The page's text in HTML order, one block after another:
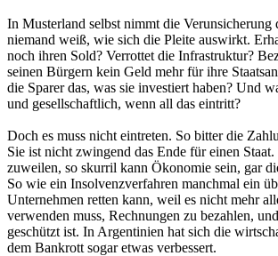
In Musterland selbst nimmt die Verunsicherung
niemand weiß, wie sich die Pleite auswirkt.
noch ihren Sold? Verrottet die Infrastruktur?
seinen Bürgern kein Geld mehr für ihre
die Sparer das, was sie investiert haben? Und
und gesellschaftlich, wenn all das eintritt?
Doch es muss nicht eintreten. So bitter die
Sie ist nicht zwingend das Ende für einen
zuweilen, so skurril kann Ökonomie sein, gar
So wie ein Insolvenzverfahren manchmal ein
Unternehmen retten kann, weil es nicht mehr
verwenden muss, Rechnungen zu bezahlen,
geschützt ist. In Argentinien hat sich die
dem Bankrott sogar etwas verbessert.